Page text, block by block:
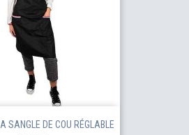
SANGLE DE COU RÉGLABLE